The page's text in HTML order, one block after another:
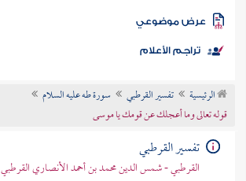
الكتب
موضوعي
تراجم الأعلام
الرئيسية تفسير القرطبي
سورة طه عليه السلام
قوله تعالى وما أعجلك عن قومك يا موسى
تفسير القرطبي
القرطبي - شمس الدين محمد بن أحمد الأنصاري القرطبي